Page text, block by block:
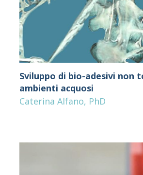
Sviluppo di bio-adesivi non
ambienti acquosi
Caterina Alfano, PhD